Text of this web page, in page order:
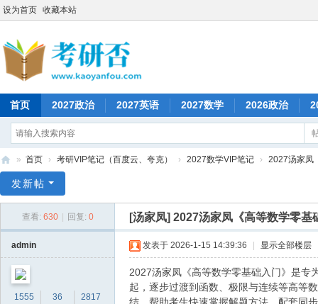
设为首页 收藏本站
首页 2027政治 2027英语 2027数学 2026政治
研
» 首页 › 考研VIP笔记（百度云、夸克） › 2027数学VIP笔记 › 2027汤家凤
发新帖
查看: 630 回复: 0 [汤家凤] 2027汤家凤《高等数学零基
admin
1555
36
2817
发表于 2026-1-15 14:39:36 显示全部楼层
2027汤家凤《高等数学零基础入门》是专
起，逐步过渡到函数、极限与连续等高等